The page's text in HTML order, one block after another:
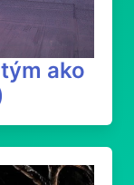
ako